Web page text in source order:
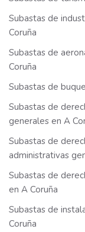
Subastas de
Coruña
Subastas de
Coruña
Subastas de
Subastas de
generales en A
Subastas de
administrativas
Subastas de
en A Coruña
Subastas de
Coruña